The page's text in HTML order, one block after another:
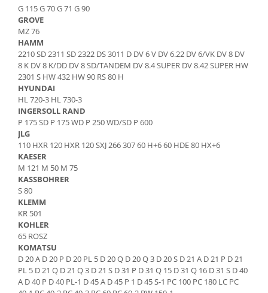
Contactor 65V
Contactor 96V
Releu 230V
Relee 6V
Intrerupatoare
Banda antistatica
Contact pornire
Claxon
Perii colectoare
Lampi avertizare
Lampi stroboscopice
Joystick-uri
Joystick Upright
Joystick Genie
Joystick JLG
Joystick Manitou
Joystick Merlo
Joystick JCB
Piese Venieri
Piese Nissan
Piese Sullair
Piese Rigitrac
Piese Krone
Piese Hiab Foco
Piese Artec
Piese O&K
Piese Airman
Piese TCM
Piese Sunward
Piese Pel Job
Piese Schaffer
Piese Ransomes
Piese Rammax
G 115 G 70 G 71 G 90
GROVE
MZ 76
HAMM
2210 SD 2311 SD 2322 DS 3011 D DV 6 V DV 6.22 DV 6/VK DV 8 DV
8 K DV 8 K/DD DV 8 SD/TANDEM DV 8.4 SUPER DV 8.42 SUPER HW
2301 S HW 432 HW 90 RS 80 H
HYUNDAI
HL 720-3 HL 730-3
INGERSOLL RAND
P 175 SD P 175 WD P 250 WD/SD P 600
JLG
110 HXR 120 HXR 120 SXJ 266 307 60 H+6 60 HDE 80 HX+6
KAESER
M 121 M 50 M 75
KASSBOHRER
S 80
KLEMM
KR 501
KOHLER
65 ROSZ
KOMATSU
D 20 A D 20 P D 20 PL 5 D 20 Q D 20 Q 3 D 20 S D 21 A D 21 P D 21
PL 5 D 21 Q D 21 Q 3 D 21 S D 31 P D 31 Q 15 D 31 Q 16 D 31 S D 40
A D 40 P D 40 PL-1 D 45 A D 45 P 1 D 45 S-1 PC 100 PC 180 LC PC